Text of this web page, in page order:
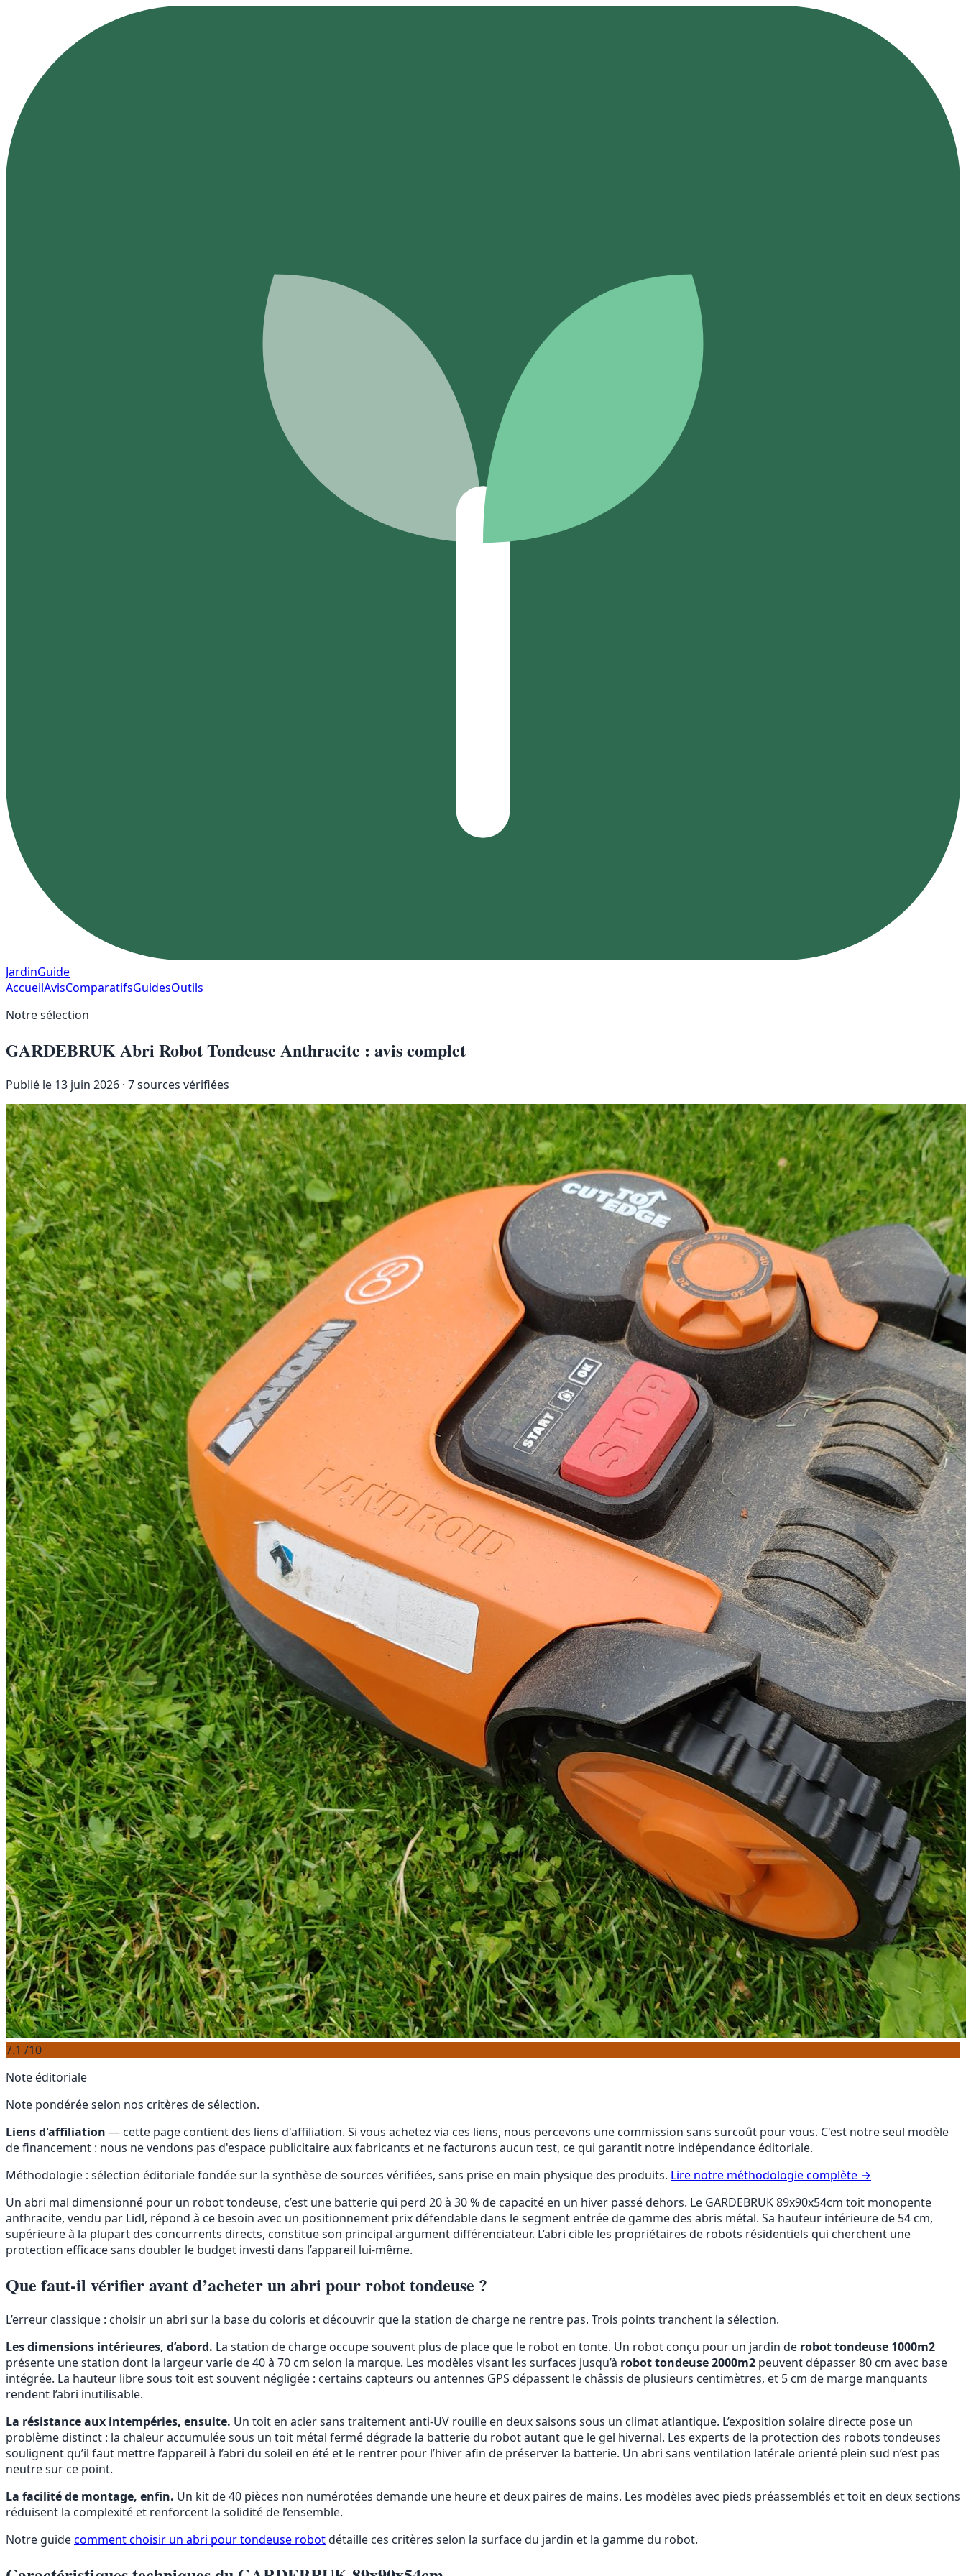
JardinGuide
AccueilAvisComparatifsGuidesOutils
Notre sélection
GARDEBRUK Abri Robot Tondeuse Anthracite : avis complet
Publié le 13 juin 2026 · 7 sources vérifiées
7.1 /10
Note éditoriale
Note pondérée selon nos critères de sélection.
Liens d'affiliation — cette page contient des liens d'affiliation. Si vous achetez via ces liens, nous percevons une commission sans surcoût pour vous. C'est notre seul modèle
de financement : nous ne vendons pas d'espace publicitaire aux fabricants et ne facturons aucun test, ce qui garantit notre indépendance éditoriale.
Méthodologie : sélection éditoriale fondée sur la synthèse de sources vérifiées, sans prise en main physique des produits. Lire notre méthodologie complète →
Un abri mal dimensionné pour un robot tondeuse, c’est une batterie qui perd 20 à 30 % de capacité en un hiver passé dehors. Le GARDEBRUK 89x90x54cm toit monopente
anthracite, vendu par Lidl, répond à ce besoin avec un positionnement prix défendable dans le segment entrée de gamme des abris métal. Sa hauteur intérieure de 54 cm,
supérieure à la plupart des concurrents directs, constitue son principal argument différenciateur. L’abri cible les propriétaires de robots résidentiels qui cherchent une
protection efficace sans doubler le budget investi dans l’appareil lui-même.
Que faut-il vérifier avant d’acheter un abri pour robot tondeuse ?
L’erreur classique : choisir un abri sur la base du coloris et découvrir que la station de charge ne rentre pas. Trois points tranchent la sélection.
Les dimensions intérieures, d’abord. La station de charge occupe souvent plus de place que le robot en tonte. Un robot conçu pour un jardin de robot tondeuse 1000m2
présente une station dont la largeur varie de 40 à 70 cm selon la marque. Les modèles visant les surfaces jusqu’à robot tondeuse 2000m2 peuvent dépasser 80 cm avec base
intégrée. La hauteur libre sous toit est souvent négligée : certains capteurs ou antennes GPS dépassent le châssis de plusieurs centimètres, et 5 cm de marge manquants
rendent l’abri inutilisable.
La résistance aux intempéries, ensuite. Un toit en acier sans traitement anti-UV rouille en deux saisons sous un climat atlantique. L’exposition solaire directe pose un
problème distinct : la chaleur accumulée sous un toit métal fermé dégrade la batterie du robot autant que le gel hivernal. Les experts de la protection des robots tondeuses
soulignent qu’il faut mettre l’appareil à l’abri du soleil en été et le rentrer pour l’hiver afin de préserver la batterie. Un abri sans ventilation latérale orienté plein sud n’est pas
neutre sur ce point.
La facilité de montage, enfin. Un kit de 40 pièces non numérotées demande une heure et deux paires de mains. Les modèles avec pieds préassemblés et toit en deux sections
réduisent la complexité et renforcent la solidité de l’ensemble.
Notre guidecomment choisir un abri pour tondeuse robotdétaille ces critères selon la surface du jardin et la gamme du robot.